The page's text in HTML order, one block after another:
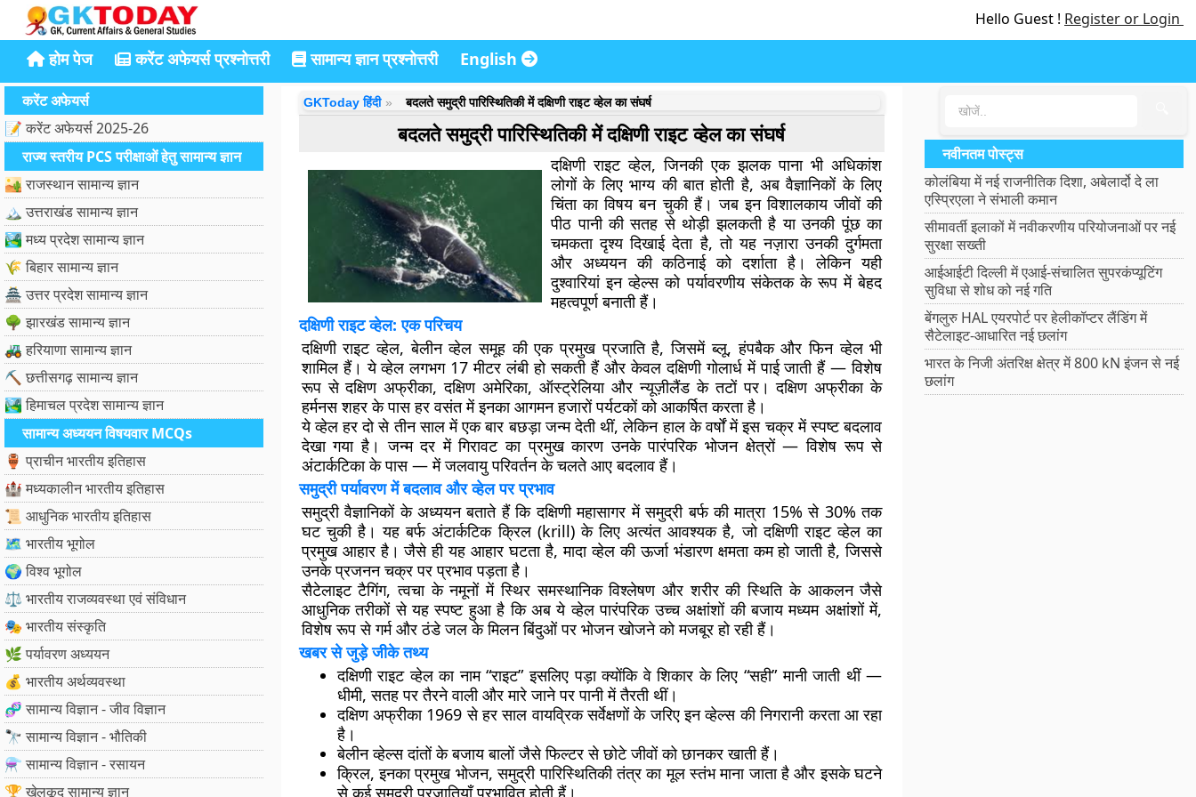
Hello Guest ! Register or Login
होम पेज करेंट अफेयर्स प्रश्नोत्तरी सामान्य ज्ञान प्रश्नोत्तरी English
करेंट अफेयर्स
📝 करेंट अफेयर्स 2025-26
राज्य स्तरीय PCS परीक्षाओं हेतु सामान्य ज्ञान
🏜️ राजस्थान सामान्य ज्ञान
🏔️ उत्तराखंड सामान्य ज्ञान
🏞️ मध्य प्रदेश सामान्य ज्ञान
🌾 बिहार सामान्य ज्ञान
🏯 उत्तर प्रदेश सामान्य ज्ञान
🌳 झारखंड सामान्य ज्ञान
🚜 हरियाणा सामान्य ज्ञान
⛏️ छत्तीसगढ़ सामान्य ज्ञान
🏞️ हिमाचल प्रदेश सामान्य ज्ञान
सामान्य अध्ययन विषयवार MCQs
🏺 प्राचीन भारतीय इतिहास
🏰 मध्यकालीन भारतीय इतिहास
📜 आधुनिक भारतीय इतिहास
🗺️ भारतीय भूगोल
🌍 विश्व भूगोल
⚖️ भारतीय राजव्यवस्था एवं संविधान
🎭 भारतीय संस्कृति
🌿 पर्यावरण अध्ययन
💰 भारतीय अर्थव्यवस्था
🧬 सामान्य विज्ञान - जीव विज्ञान
🔭 सामान्य विज्ञान - भौतिकी
⚗️ सामान्य विज्ञान - रसायन
🏆 खेलकूद सामान्य ज्ञान
GKToday हिंदी बदलते समुद्री पारिस्थितिकी में दक्षिणी राइट व्हेल का संघर्ष
बदलते समुद्री पारिस्थितिकी में दक्षिणी राइट व्हेल का संघर्ष
दक्षिणी राइट व्हेल, जिनकी एक झलक पाना भी अधिकांश
लोगों के लिए भाग्य की बात होती है, अब वैज्ञानिकों के लिए
चिंता का विषय बन चुकी हैं। जब इन विशालकाय जीवों की
पीठ पानी की सतह से थोड़ी झलकती है या उनकी पूंछ का
चमकता दृश्य दिखाई देता है, तो यह नज़ारा उनकी दुर्गमता
और अध्ययन की कठिनाई को दर्शाता है। लेकिन यही
दुश्वारियां इन व्हेल्स को पर्यावरणीय संकेतक के रूप में बेहद
महत्वपूर्ण बनाती हैं।
दक्षिणी राइट व्हेल: एक परिचय
दक्षिणी राइट व्हेल, बेलीन व्हेल समूह की एक प्रमुख प्रजाति है, जिसमें ब्लू, हंपबैक और फिन व्हेल भी
शामिल हैं। ये व्हेल लगभग 17 मीटर लंबी हो सकती हैं और केवल दक्षिणी गोलार्ध में पाई जाती हैं — विशेष
रूप से दक्षिण अफ्रीका, दक्षिण अमेरिका, ऑस्ट्रेलिया और न्यूज़ीलैंड के तटों पर। दक्षिण अफ्रीका के
हर्मनस शहर के पास हर वसंत में इनका आगमन हजारों पर्यटकों को आकर्षित करता है।
ये व्हेल हर दो से तीन साल में एक बार बछड़ा जन्म देती थीं, लेकिन हाल के वर्षों में इस चक्र में स्पष्ट बदलाव
देखा गया है। जन्म दर में गिरावट का प्रमुख कारण उनके पारंपरिक भोजन क्षेत्रों — विशेष रूप से
अंटार्कटिका के पास — में जलवायु परिवर्तन के चलते आए बदलाव हैं।
समुद्री पर्यावरण में बदलाव और व्हेल पर प्रभाव
समुद्री वैज्ञानिकों के अध्ययन बताते हैं कि दक्षिणी महासागर में समुद्री बर्फ की मात्रा 15% से 30% तक
घट चुकी है। यह बर्फ अंटार्कटिक क्रिल (krill) के लिए अत्यंत आवश्यक है, जो दक्षिणी राइट व्हेल का
प्रमुख आहार है। जैसे ही यह आहार घटता है, मादा व्हेल की ऊर्जा भंडारण क्षमता कम हो जाती है, जिससे
उनके प्रजनन चक्र पर प्रभाव पड़ता है।
सैटेलाइट टैगिंग, त्वचा के नमूनों में स्थिर समस्थानिक विश्लेषण और शरीर की स्थिति के आकलन जैसे
आधुनिक तरीकों से यह स्पष्ट हुआ है कि अब ये व्हेल पारंपरिक उच्च अक्षांशों की बजाय मध्यम अक्षांशों में,
विशेष रूप से गर्म और ठंडे जल के मिलन बिंदुओं पर भोजन खोजने को मजबूर हो रही हैं।
खबर से जुड़े जीके तथ्य
दक्षिणी राइट व्हेल का नाम “राइट” इसलिए पड़ा क्योंकि वे शिकार के लिए “सही” मानी जाती थीं —
धीमी, सतह पर तैरने वाली और मारे जाने पर पानी में तैरती थीं।
दक्षिण अफ्रीका 1969 से हर साल वायव्रिक सर्वेक्षणों के जरिए इन व्हेल्स की निगरानी करता आ रहा
है।
बेलीन व्हेल्स दांतों के बजाय बालों जैसे फिल्टर से छोटे जीवों को छानकर खाती हैं।
क्रिल, इनका प्रमुख भोजन, समुद्री पारिस्थितिकी तंत्र का मूल स्तंभ माना जाता है और इसके घटने
से कई समुद्री प्रजातियाँ प्रभावित होती हैं।
नवीनतम पोस्ट्स
कोलंबिया में नई राजनीतिक दिशा, अबेलार्दो दे ला
एस्प्रिएला ने संभाली कमान
सीमावर्ती इलाकों में नवीकरणीय परियोजनाओं पर नई
सुरक्षा सख्ती
आईआईटी दिल्ली में एआई-संचालित सुपरकंप्यूटिंग
सुविधा से शोध को नई गति
बेंगलुरु HAL एयरपोर्ट पर हेलीकॉप्टर लैंडिंग में
सैटेलाइट-आधारित नई छलांग
भारत के निजी अंतरिक्ष क्षेत्र में 800 kN इंजन से नई
छलांग